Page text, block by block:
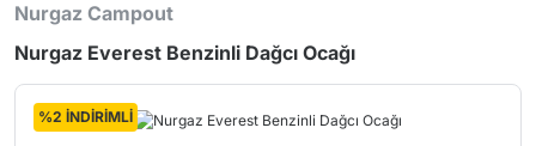
Nurgaz Campout
Nurgaz Everest Benzinli Dağcı Ocağı
%2 İNDİRİMLİ